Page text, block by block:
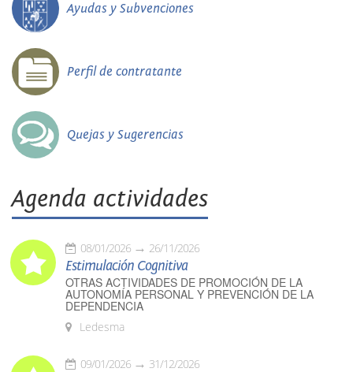
Ayudas y Subvenciones
Perfil de contratante
Quejas y Sugerencias
Agenda actividades
08/01/2026 26/11/2026
Estimulación Cognitiva
OTRAS ACTIVIDADES DE PROMOCIÓN DE LA
AUTONOMÍA PERSONAL Y PREVENCIÓN DE LA
DEPENDENCIA
Ledesma
09/01/2026 31/12/2026